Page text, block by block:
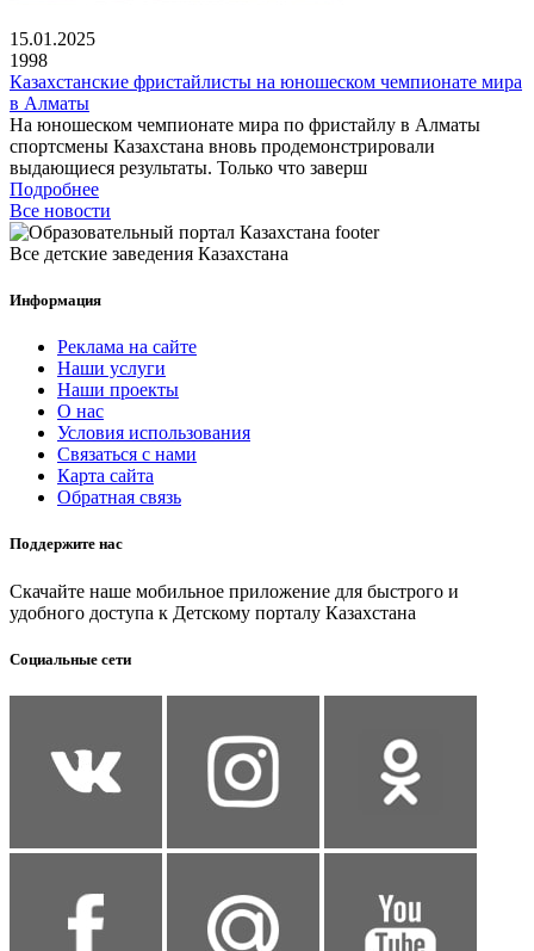
15.01.2025
1998
Казахстанские фристайлисты на юношеском чемпионате мира
в Алматы
На юношеском чемпионате мира по фристайлу в Алматы
спортсмены Казахстана вновь продемонстрировали
выдающиеся результаты. Только что заверш
Подробнее
Все новости
Все детские заведения Казахстана
Информация
Реклама на сайте
Наши услуги
Наши проекты
О нас
Условия использования
Связаться с нами
Карта сайта
Обратная связь
Поддержите нас
Скачайте наше мобильное приложение для быстрого и
удобного доступа к Детскому порталу Казахстана
Социальные сети